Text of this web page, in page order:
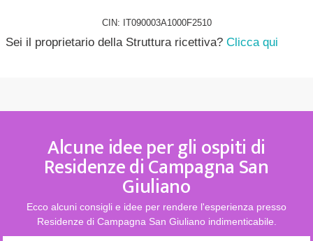
CIN: IT090003A1000F2510
Sei il proprietario della Struttura ricettiva? Clicca qui
Alcune idee per gli ospiti di
Residenze di Campagna San
Giuliano
Ecco alcuni consigli e idee per rendere l'esperienza presso
Residenze di Campagna San Giuliano indimenticabile.